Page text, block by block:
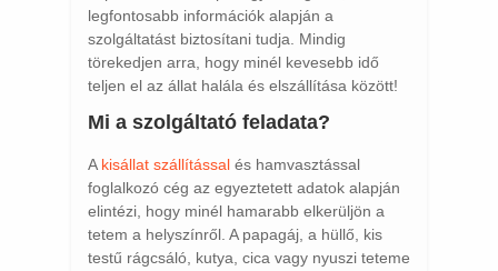
legfontosabb információk alapján a
szolgáltatást biztosítani tudja. Mindig
törekedjen arra, hogy minél kevesebb idő
teljen el az állat halála és elszállítása között!
Mi a szolgáltató feladata?
A kisállat szállítással és hamvasztással
foglalkozó cég az egyeztetett adatok alapján
elintézi, hogy minél hamarabb elkerüljön a
tetem a helyszínről. A papagáj, a hüllő, kis
testű rágcsáló, kutya, cica vagy nyuszi teteme